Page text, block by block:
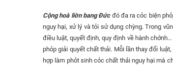
Cộng hoà liờn bang Đức đó đa ra cỏc biện
nguy hại, xử lý và tỏi sử dụng chỳng. Trong
điều luật, quyết định, quy định về hành
phỏp giải quyết chất thải. Mỗi lần thay đổi
hợp làm phỏt sinh cỏc chất thải nguy hại mà